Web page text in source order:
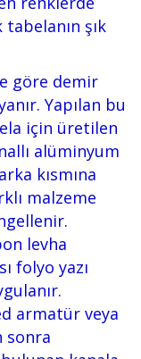
şık
göre demir
Yapılan bu
için üretilen
alüminyum
kısmına
malzeme
levha
folyo yazı
armatür veya
sonra